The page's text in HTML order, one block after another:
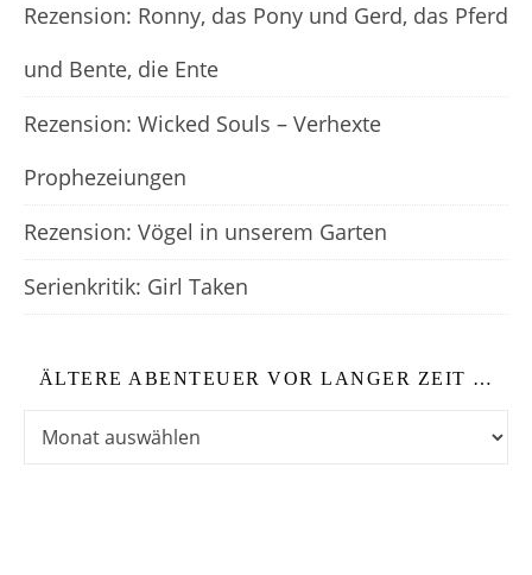
Rezension: Ronny, das Pony und Gerd, das Pferd
und Bente, die Ente
Rezension: Wicked Souls – Verhexte
Prophezeiungen
Rezension: Vögel in unserem Garten
Serienkritik: Girl Taken
ÄLTERE ABENTEUER VOR LANGER ZEIT …